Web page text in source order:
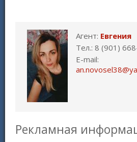
Агент: Евгения
Тел.: 8 (901)
E-mail:
Рекламная